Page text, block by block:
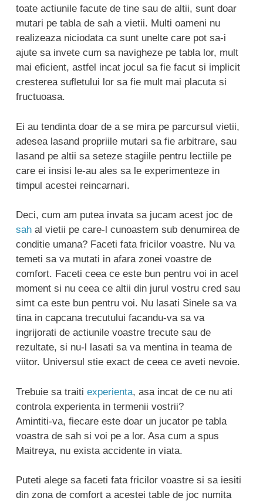
toate actiunile facute de tine sau de altii, sunt doar
mutari pe tabla de sah a vietii. Multi oameni nu
realizeaza niciodata ca sunt unelte care pot sa-i
ajute sa invete cum sa navigheze pe tabla lor, mult
mai eficient, astfel incat jocul sa fie facut si implicit
cresterea sufletului lor sa fie mult mai placuta si
fructuoasa.
Ei au tendinta doar de a se mira pe parcursul vietii,
adesea lasand propriile mutari sa fie arbitrare, sau
lasand pe altii sa seteze stagiile pentru lectiile pe
care ei insisi le-au ales sa le experimenteze in
timpul acestei reincarnari.
Deci, cum am putea invata sa jucam acest joc de
sahal vietii pe care-l cunoastem sub denumirea de
conditie umana? Faceti fata fricilor voastre. Nu va
temeti sa va mutati in afara zonei voastre de
comfort. Faceti ceea ce este bun pentru voi in acel
moment si nu ceea ce altii din jurul vostru cred sau
simt ca este bun pentru voi. Nu lasati Sinele sa va
tina in capcana trecutului facandu-va sa va
ingrijorati de actiunile voastre trecute sau de
rezultate, si nu-l lasati sa va mentina in teama de
viitor. Universul stie exact de ceea ce aveti nevoie.
Trebuie sa traiti experienta, asa incat de ce nu ati
controla experienta in termenii vostrii?
Amintiti-va, fiecare este doar un jucator pe tabla
voastra de sah si voi pe a lor. Asa cum a spus
Maitreya, nu exista accidente in viata.
Puteti alege sa faceti fata fricilor voastre si sa iesiti
din zona de comfort a acestei table de joc numita